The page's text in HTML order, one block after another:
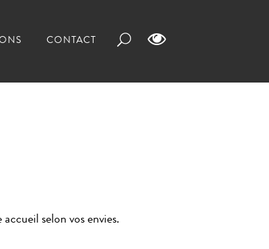
CONTACT
selon vos envies.